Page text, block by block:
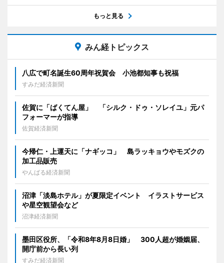
もっと見る
みん経トピックス
八広で町名誕生60周年祝賀会 小池都知事も祝福
すみだ経済新聞
佐賀に「ばくてん屋」 「シルク・ドゥ・ソレイユ」元パ
フォーマーが指導
佐賀経済新聞
今帰仁・上運天に「ナギッコ」 島ラッキョウやモズクの
加工品販売
やんばる経済新聞
沼津「淡島ホテル」が夏限定イベント イラストサービス
や星空観望会など
沼津経済新聞
墨田区役所、「令和8年8月8日婚」 300人超が婚姻届、
開庁前から長い列
すみだ経済新聞